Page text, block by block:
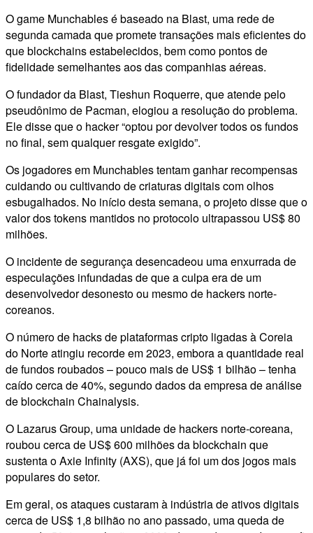
O game Munchables é baseado na Blast, uma rede de
segunda camada que promete transações mais eficientes do
que blockchains estabelecidos, bem como pontos de
fidelidade semelhantes aos das companhias aéreas.
O fundador da Blast, Tieshun Roquerre, que atende pelo
pseudônimo de Pacman, elogiou a resolução do problema.
Ele disse que o hacker “optou por devolver todos os fundos
no final, sem qualquer resgate exigido”.
Os jogadores em Munchables tentam ganhar recompensas
cuidando ou cultivando de criaturas digitais com olhos
esbugalhados. No início desta semana, o projeto disse que o
valor dos tokens mantidos no protocolo ultrapassou US$ 80
milhões.
O incidente de segurança desencadeou uma enxurrada de
especulações infundadas de que a culpa era de um
desenvolvedor desonesto ou mesmo de hackers norte-
coreanos.
O número de hacks de plataformas cripto ligadas à Coreia
do Norte atingiu recorde em 2023, embora a quantidade real
de fundos roubados – pouco mais de US$ 1 bilhão – tenha
caído cerca de 40%, segundo dados da empresa de análise
de blockchain Chainalysis.
O Lazarus Group, uma unidade de hackers norte-coreana,
roubou cerca de US$ 600 milhões da blockchain que
sustenta o Axie Infinity (AXS), que já foi um dos jogos mais
populares do setor.
Em geral, os ataques custaram à indústria de ativos digitais
cerca de US$ 1,8 bilhão no ano passado, uma queda de